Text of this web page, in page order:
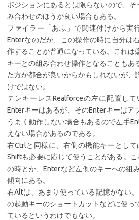
ポジションにあるとは限らないので、
み合わせのほうが良い場合もある。
ファイラー「あふ」で関連付けから実
Enterなのだが、この操作の時に自分は
作することが普通になっている。これは
キーとの組み合わせ操作となることもあ
た方が都合が良いからかもしれないが、
けではない。
テンキーレスRealforceの左に配置し
Enterキーはあるが、そのEnterキーはア
うまく動作しない場合もあるので左手
えない場合があるのである。
右Ctrlと同様に、右側の機能キーとし
Shiftも必要に応じて使うことがある。
の時とか、Enterなど左側のキーへの組
傾向にある。
右Altは、あまり使っている記憶がない
の起動キーのショートカットなどに使っ
ているというわけでもない。